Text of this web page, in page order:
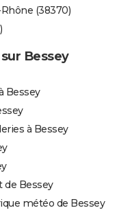
(38370)
Bessey
Bessey
à Bessey
de Bessey
météo de Bessey